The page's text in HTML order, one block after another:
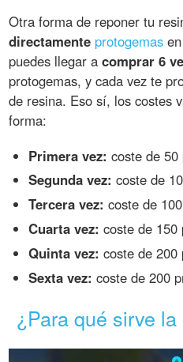
Otra forma de reponer tu
directamente protogemas
puedes llegar acomprar 6
protogemas, y cada vez te
de resina. Eso sí, los costes
forma:
Primera vez: coste de 50
Segunda vez: coste de
Tercera vez: coste de
Cuarta vez: coste de 150
Quinta vez: coste de 200
Sexta vez: coste de 200
¿Para qué sirve